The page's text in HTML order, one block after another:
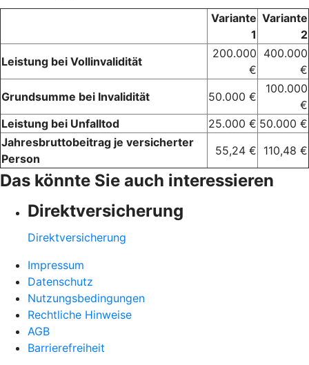
Variante
1
Variante
2
Leistung bei Vollinvalidität
200.000
€
400.000
€
Grundsumme bei Invalidität
50.000 €
100.000
€
Leistung bei Unfalltod
25.000 € 50.000 €
Jahresbruttobeitrag je versicherter
Person
55,24 € 110,48 €
Das könnte Sie auch interessieren
Direktversicherung
Direktversicherung
Impressum
Datenschutz
Nutzungsbedingungen
Rechtliche Hinweise
AGB
Barrierefreiheit